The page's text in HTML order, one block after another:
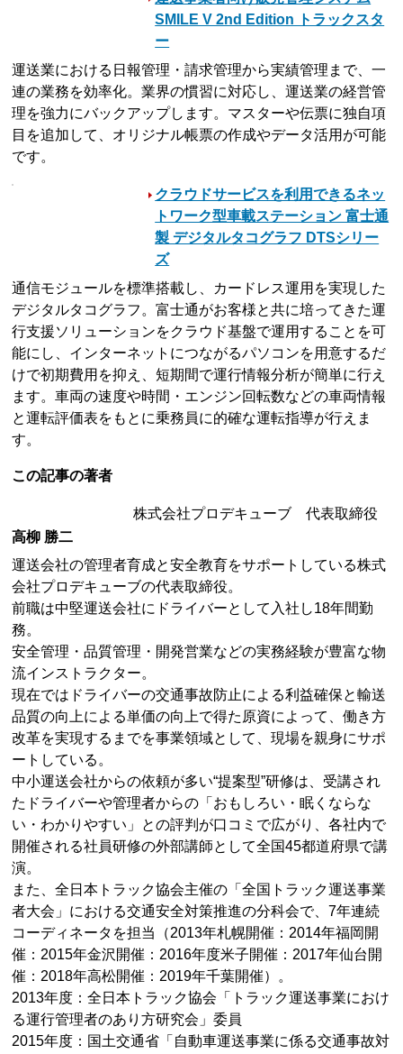
SMILE V 2nd Edition トラックスタ
ー
運送業における日報管理・請求管理から実績管理まで、一
連の業務を効率化。業界の慣習に対応し、運送業の経営管
理を強力にバックアップします。マスターや伝票に独自項
目を追加して、オリジナル帳票の作成やデータ活用が可能
です。
クラウドサービスを利用できるネッ
トワーク型車載ステーション 富士通
製 デジタルタコグラフ DTSシリー
ズ
通信モジュールを標準搭載し、カードレス運用を実現した
デジタルタコグラフ。富士通がお客様と共に培ってきた運
行支援ソリューションをクラウド基盤で運用することを可
能にし、インターネットにつながるパソコンを用意するだ
けで初期費用を抑え、短期間で運行情報分析が簡単に行え
ます。車両の速度や時間・エンジン回転数などの車両情報
と運転評価表をもとに乗務員に的確な運転指導が行えま
す。
この記事の著者
株式会社プロデキューブ 代表取締役
高柳 勝二
運送会社の管理者育成と安全教育をサポートしている株式
会社プロデキューブの代表取締役。
前職は中堅運送会社にドライバーとして入社し18年間勤
務。
安全管理・品質管理・開発営業などの実務経験が豊富な物
流インストラクター。
現在ではドライバーの交通事故防止による利益確保と輸送
品質の向上による単価の向上で得た原資によって、働き方
改革を実現するまでを事業領域として、現場を親身にサポ
ートしている。
中小運送会社からの依頼が多い“提案型”研修は、受講され
たドライバーや管理者からの「おもしろい・眠くならな
い・わかりやすい」との評判が口コミで広がり、各社内で
開催される社員研修の外部講師として全国45都道府県で講
演。
また、全日本トラック協会主催の「全国トラック運送事業
者大会」における交通安全対策推進の分科会で、7年連続
コーディネータを担当（2013年札幌開催：2014年福岡開
催：2015年金沢開催：2016年度米子開催：2017年仙台開
催：2018年高松開催：2019年千葉開催）。
2013年度：全日本トラック協会「トラック運送事業におけ
る運行管理者のあり方研究会」委員
2015年度：国土交通省「自動車運送事業に係る交通事故対